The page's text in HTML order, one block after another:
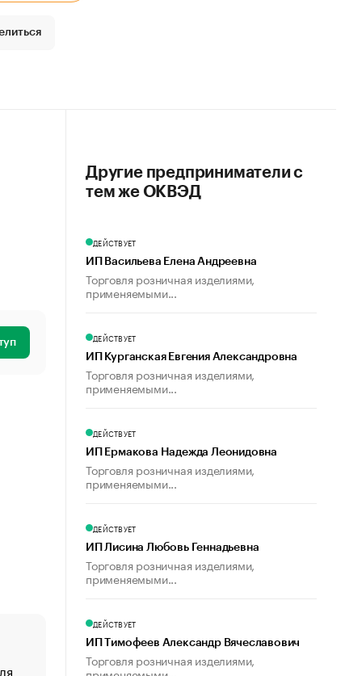
«От спорта тело стареет иначе». Как живет глава
Другие предприниматели с
тем же ОКВЭД
ДЕЙСТВУЕТ
ИП Васильева Елена Андреевна
Торговля розничная изделиями,
применяемыми...
ДЕЙСТВУЕТ
ИП Курганская Евгения Александровна
Торговля розничная изделиями,
применяемыми...
ДЕЙСТВУЕТ
ИП Ермакова Надежда Леонидовна
Торговля розничная изделиями,
применяемыми...
ДЕЙСТВУЕТ
ИП Лисина Любовь Геннадьевна
Торговля розничная изделиями,
применяемыми...
ДЕЙСТВУЕТ
ИП Тимофеев Александр Вячеславович
Торговля розничная изделиями,